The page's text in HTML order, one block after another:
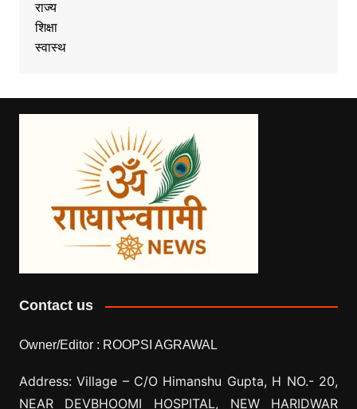
राज्य
शिक्षा
स्वास्थ
Contact us
Owner/Editor : ROOPSI AGRAWAL
Address: Village – C/O Himanshu Gupta, H NO.- 20,
NEAR DEVBHOOMI HOSPITAL, NEW HARIDWAR